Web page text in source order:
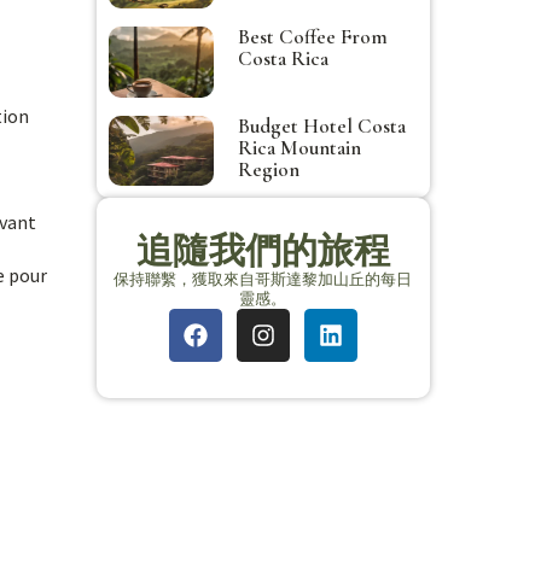
pour
Best Coffee From
Costa Rica
Budget Hotel Costa
Rica Mountain
Region
追隨我們的旅程
保持聯繫，獲取來自哥斯達黎加山丘的每日
靈感。